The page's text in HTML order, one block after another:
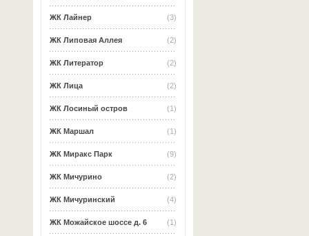
(3)
ЖК Лайнер
(2)
ЖК Липовая Аллея
(2)
ЖК Литератор
(2)
ЖК Лица
(1)
ЖК Лосиный остров
(1)
ЖК Маршал
(9)
ЖК Миракс Парк
(2)
ЖК Мичурино
(4)
ЖК Мичуринский
(1)
ЖК Можайское шоссе д. 6